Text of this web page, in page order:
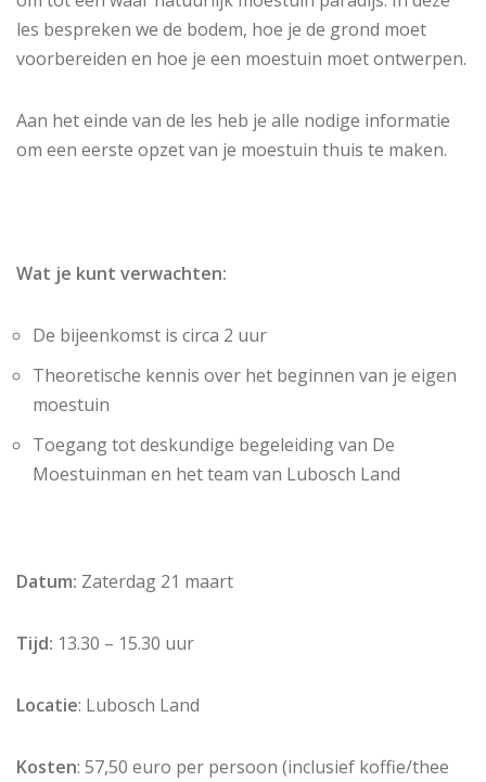
les bespreken we de bodem, hoe je de grond moet
voorbereiden en hoe je een moestuin moet ontwerpen.
Aan het einde van de les heb je alle nodige informatie
om een eerste opzet van je moestuin thuis te maken.
Wat je kunt verwachten:
De bijeenkomst is circa 2 uur
Theoretische kennis over het beginnen van je eigen
moestuin
Toegang tot deskundige begeleiding van De
Moestuinman en het team van Lubosch Land
Datum: Zaterdag 21 maart
Tijd: 13.30 – 15.30 uur
Locatie: Lubosch Land
Kosten: 57,50 euro per persoon (inclusief koffie/thee